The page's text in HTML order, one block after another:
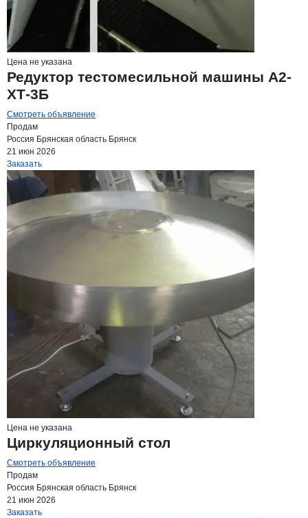
Цена не указана
Редуктор тестомесильной машины А2-
ХТ-3Б
Смотреть объявление
Продам
Россия Брянская область Брянск
21 июн 2026
Заказать
Цена не указана
Циркуляционный стол
Смотреть объявление
Продам
Россия Брянская область Брянск
21 июн 2026
Заказать